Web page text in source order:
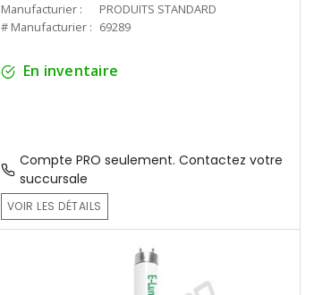
Manufacturier :
PRODUITS STANDARD
# Manufacturier : 69289
En inventaire
Compte PRO seulement. Contactez votre
succursale
VOIR LES DÉTAILS